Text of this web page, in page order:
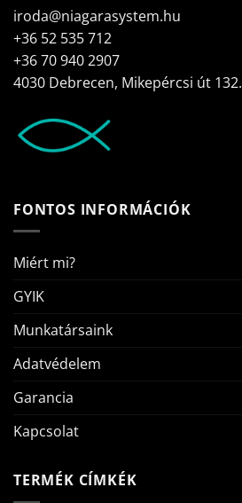
iroda@niagarasystem.hu
+36 52 535 712
+36 70 940 2907
4030 Debrecen, Mikepércsi út 132.
FONTOS INFORMÁCIÓK
Miért mi?
GYIK
Munkatársaink
Adatvédelem
Garancia
Kapcsolat
TERMÉK CÍMKÉK